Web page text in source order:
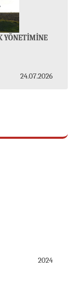
YÖNETİMİNE
24.07.2026
2024